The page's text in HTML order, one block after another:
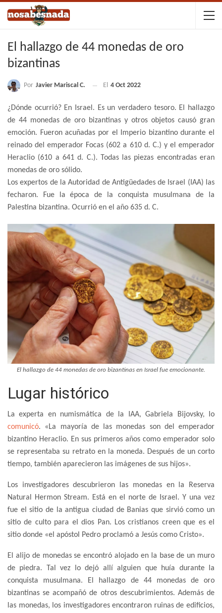
El hallazgo de 44 monedas de oro
bizantinas
Por Javier Mariscal C. El 4 Oct 2022
¿Dónde ocurrió? En Israel. Es un verdadero tesoro. El hallazgo
de 44 monedas de oro bizantinas y otros objetos causó gran
emoción. Fueron acuñadas por el Imperio bizantino durante el
reinado del emperador Focas (602 a 610 d. C.) y el emperador
Heraclio (610 a 641 d. C.). Todas las piezas encontradas eran
monedas de oro sólido.
Los expertos de la Autoridad de Antigüedades de Israel (IAA) las
fecharon. Fue la época de la conquista musulmana de la
Palestina bizantina. Ocurrió en el año 635 d. C.
El hallazgo de 44 monedas de oro bizantinas en Israel fue emocionante.
Lugar histórico
La experta en numismática de la IAA, Gabriela Bijovsky, lo
comunicó. «La mayoría de las monedas son del emperador
bizantino Heraclio. En sus primeros años como emperador solo
se representaba su retrato en la moneda. Después de un corto
tiempo, también aparecieron las imágenes de sus hijos».
Los investigadores descubrieron las monedas en la Reserva
Natural Hermon Stream. Está en el norte de Israel. Y una vez
fue el sitio de la antigua ciudad de Banias que sirvió como un
sitio de culto para el dios Pan. Los cristianos creen que es el
sitio donde «el apóstol Pedro proclamó a Jesús como Cristo».
El alijo de monedas se encontró alojado en la base de un muro
de piedra. Tal vez lo dejó allí alguien que huía durante la
conquista musulmana. El hallazgo de 44 monedas de oro
bizantinas se acompañó de otros descubrimientos. Además de
las monedas, los investigadores encontraron ruinas de edificios,